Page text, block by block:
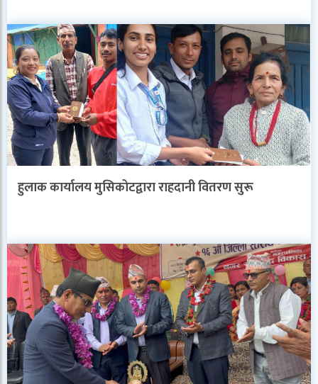
हुलाक कार्यालय मुसिकोटद्वारा राहदानी वितरण सुरू